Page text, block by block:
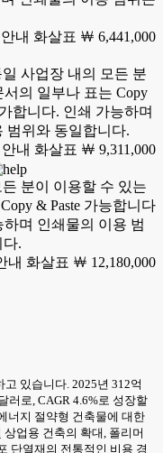
￦ 6,441,000
사업장 내의 모든 분
의 일부나 표는 Copy
합니다. 인쇄 가능하며
범위와 동일합니다.
￦ 9,311,000
분이 이용할 수 있는
& Paste 가능합니다
며 인쇄물의 이용 범
다.
￦ 12,180,000
있습니다. 2025년 312억
러로, CAGR 4.6%로 성장할
너지 절약형 건축물에 대한
업용 건축의 확대, 폴리머
단열재의 전통적인 비용 경